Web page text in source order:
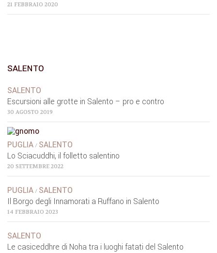
21 FEBBRAIO 2020
SALENTO
SALENTO
Escursioni alle grotte in Salento – pro e contro
30 AGOSTO 2019
PUGLIA / SALENTO
Lo Sciacuddhi, il folletto salentino
20 SETTEMBRE 2022
PUGLIA / SALENTO
Il Borgo degli Innamorati a Ruffano in Salento
14 FEBBRAIO 2023
SALENTO
Le casiceddhre di Noha tra i luoghi fatati del Salento